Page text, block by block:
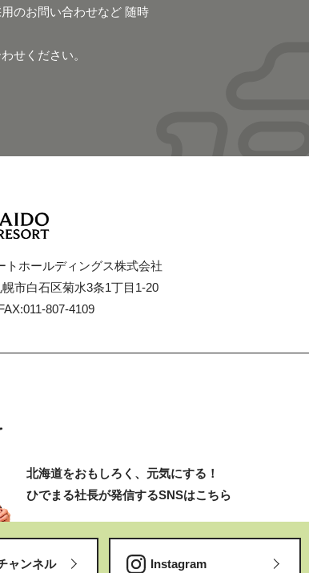
のお問い合わせなど 随時
せください。
トホールディングス株式会社
市白石区菊水3条1丁目1-20
807-4109
北海道をおもしろく、元気にする！
ひでまる社長が発信するSNSはこちら
ャンネル Instagram